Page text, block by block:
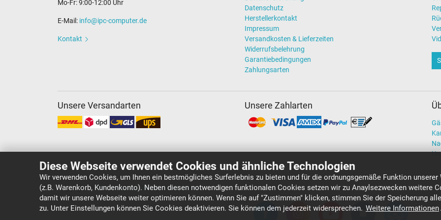
Diese Webseite verwendet Cookies und ähnliche Technologien
Wir verwenden Cookies, um Ihnen ein bestmögliches Surferlebnis zu bieten und für die ordnungsgemäße Funktion unserer
(z.B. Warenkorb, Kundenkonto). Neben diesen notwendigen funktionalen Cookies setzen wir zu Anaylsezwecken weitere
damit wir unsere Webseite weiter optimieren können. Wenn Sie auf "Zustimmen" klicken, stimmen Sie der Speicherung
zu. Unter Einstellungen können Sie Cookies deaktivieren. Sie können dem jederzeit widersprechen. Weitere Informationen.
Mo-Fr: 9:00-12:00 Uhr
E-Mail: info@ipc-computer.de
Kontakt
Datenschutz
Herstellerkontakt
Impressum
Versandkosten & Lieferzeiten
Widerrufsbelehrung
Garantiebedingungen
Zahlungsarten
Unsere Versandarten Unsere Zahlarten
Copyright ©IPC-Computer Deutschland GmbH